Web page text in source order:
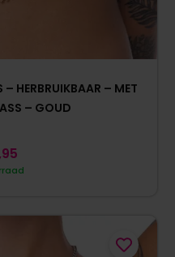
– HERBRUIKBAAR – MET
– GOUD